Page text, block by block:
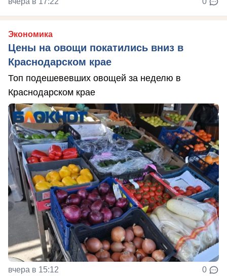
Экономика
Цены на овощи покатились вниз в
Краснодарском крае
Топ подешевевших овощей за неделю в
Краснодарском крае
вчера в 15:12 0